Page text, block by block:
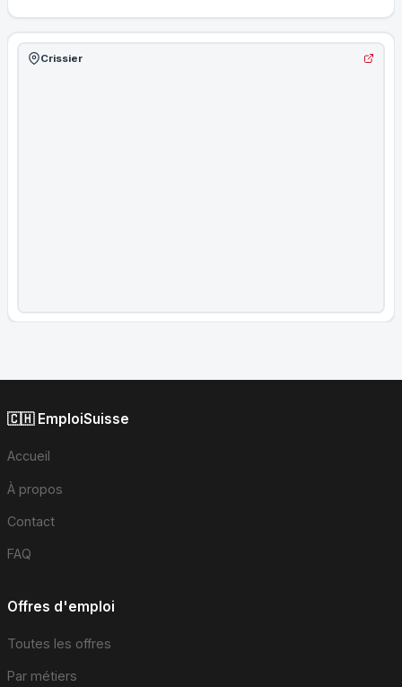
Crissier
🇨🇭 EmploiSuisse
Accueil
À propos
Contact
FAQ
Offres d'emploi
Toutes les offres
Par métiers